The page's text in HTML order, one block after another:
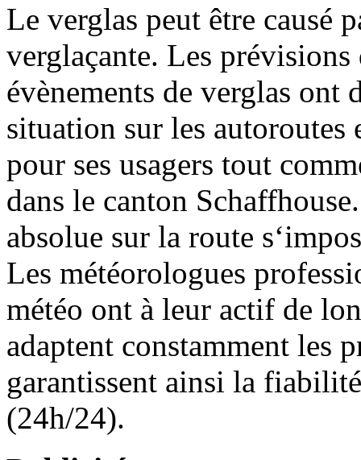
Le verglas peut être causé
verglaçante. Les
évènements de verglas ont
situation sur les autoroutes
pour ses usagers tout
dans le canton
absolue sur la route
Les météorologues
météo ont à leur actif de
adaptent constamment les
garantissent ainsi la
(24h/24).